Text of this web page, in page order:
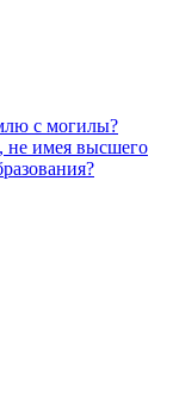
с могилы?
не имея высшего